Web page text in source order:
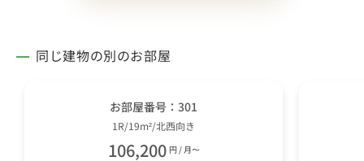
同じ建物の別のお部屋
お部屋番号：301
1R/19m²/北西向き
106,200 円 / 月〜